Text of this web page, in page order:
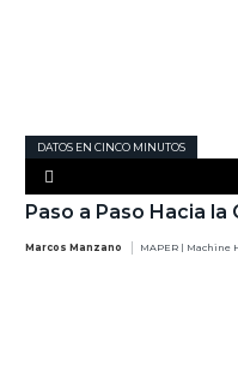
DATOS EN CINCO MINUTOS
Paso a Paso Hacia la
Marcos Manzano MAPER |